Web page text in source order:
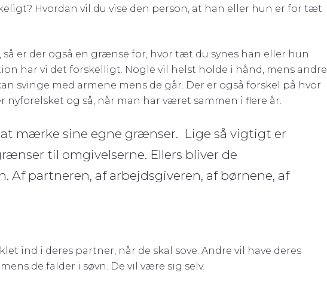
Hvordan vil du vise den person, at han eller hun er for tæt
er der også en grænse for, hvor tæt du synes han eller hun
har vi det forskelligt. Nogle vil helst holde i hånd, mens andre
svinge med armene mens de går. Der er også forskel på hvor
og så, når man har været sammen i flere år.
mærke sine egne grænser. Lige så vigtigt er
til omgivelserne. Ellers bliver de
Af partneren, af arbejdsgiveren, af børnene, af
ind i deres partner, når de skal sove. Andre vil have deres
de falder i søvn. De vil være sig selv.